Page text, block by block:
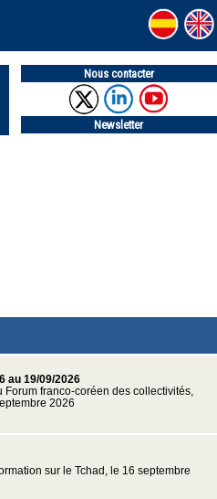
Nous contacter
Newsletter
au 19/09/2026
Forum franco-coréen des collectivités,
2026
sur le Tchad, le 16 septembre